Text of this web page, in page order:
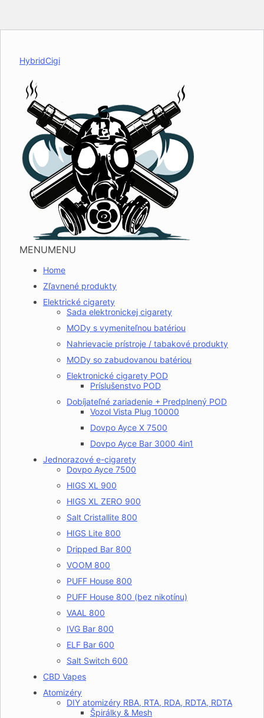
HybridCigi
MENUMENU
Home
Zľavnené produkty
Elektrické cigarety
Sada elektronickej cigarety
MODy s vymeniteľnou batériou
Nahrievacie prístroje / tabakové produkty
MODy so zabudovanou batériou
Elektronické cigarety POD
Príslušenstvo POD
Dobíjateľné zariadenie + Predplnený POD
Vozol Vista Plug 10000
Dovpo Ayce X 7500
Dovpo Ayce Bar 3000 4in1
Jednorazové e-cigarety
Dovpo Ayce 7500
HIGS XL 900
HIGS XL ZERO 900
Salt Cristallite 800
HIGS Lite 800
Dripped Bar 800
VOOM 800
PUFF House 800
PUFF House 800 (bez nikotínu)
VAAL 800
IVG Bar 800
ELF Bar 600
Salt Switch 600
CBD Vapes
Atomizéry
DIY atomizéry RBA, RTA, RDA, RDTA, RDTA
Špirálky & Mesh